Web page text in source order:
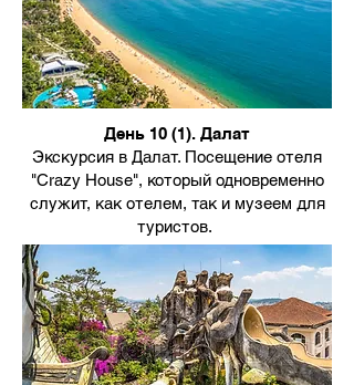
День 10 (1). Далат
Экскурсия в Далат. Посещение отеля
"Crazy House", который одновременно
служит, как отелем, так и музеем для
туристов.